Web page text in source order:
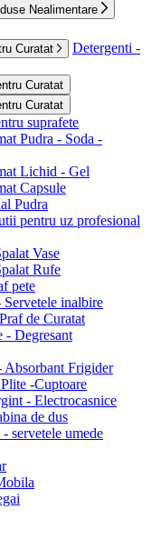
Nealimentare
Curatat
Detergenti -
Curatat
Curatat
suprafete
Pudra - Soda -
Lichid - Gel
Capsule
Pudra
pentru uz profesional
Vase
Rufe
pete
inalbire
de Curatat
- Degresant
Absorbant Frigider
-Cuptoare
- Electrocasnice
de dus
servetele umede